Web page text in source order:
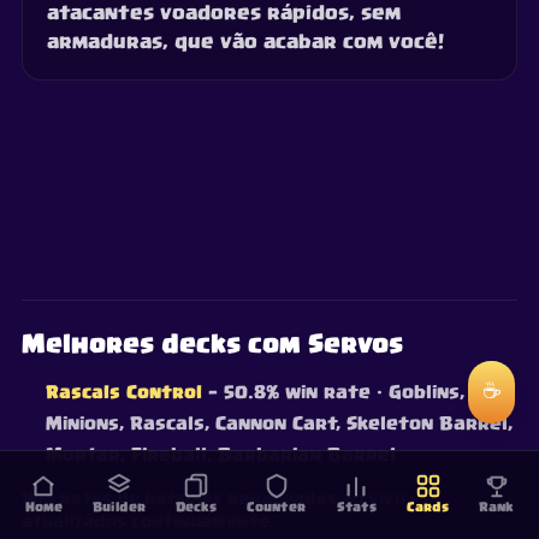
atacantes voadores rápidos, sem
armaduras, que vão acabar com você!
Home Builder Decks Counter Stats Cards Rank
Melhores decks com Servos
Rascals Control — 50.8% win rate · Goblins,
Minions, Rascals, Cannon Cart, Skeleton Barrel,
Mortar, Fireball, Barbarian Barrel
Win rates de batalhas ranqueadas ao vivo —
☕